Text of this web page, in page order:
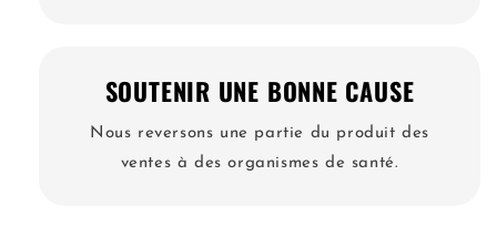
SOUTENIR UNE BONNE CAUSE
Nous reversons une partie du produit des
ventes à des organismes de santé.